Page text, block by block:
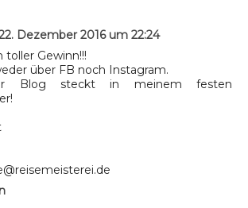
Dezember 2016 um 22:24
toller Gewinn!!!
über FB noch Instagram.
Blog steckt in meinem festen